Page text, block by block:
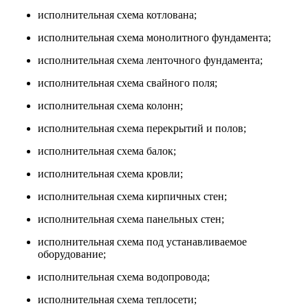
исполнительная схема котлована;
исполнительная схема монолитного фундамента;
исполнительная схема ленточного фундамента;
исполнительная схема свайного поля;
исполнительная схема колонн;
исполнительная схема перекрытий и полов;
исполнительная схема балок;
исполнительная схема кровли;
исполнительная схема кирпичных стен;
исполнительная схема панельных стен;
исполнительная схема под устанавливаемое
оборудование;
исполнительная схема водопровода;
исполнительная схема теплосети;